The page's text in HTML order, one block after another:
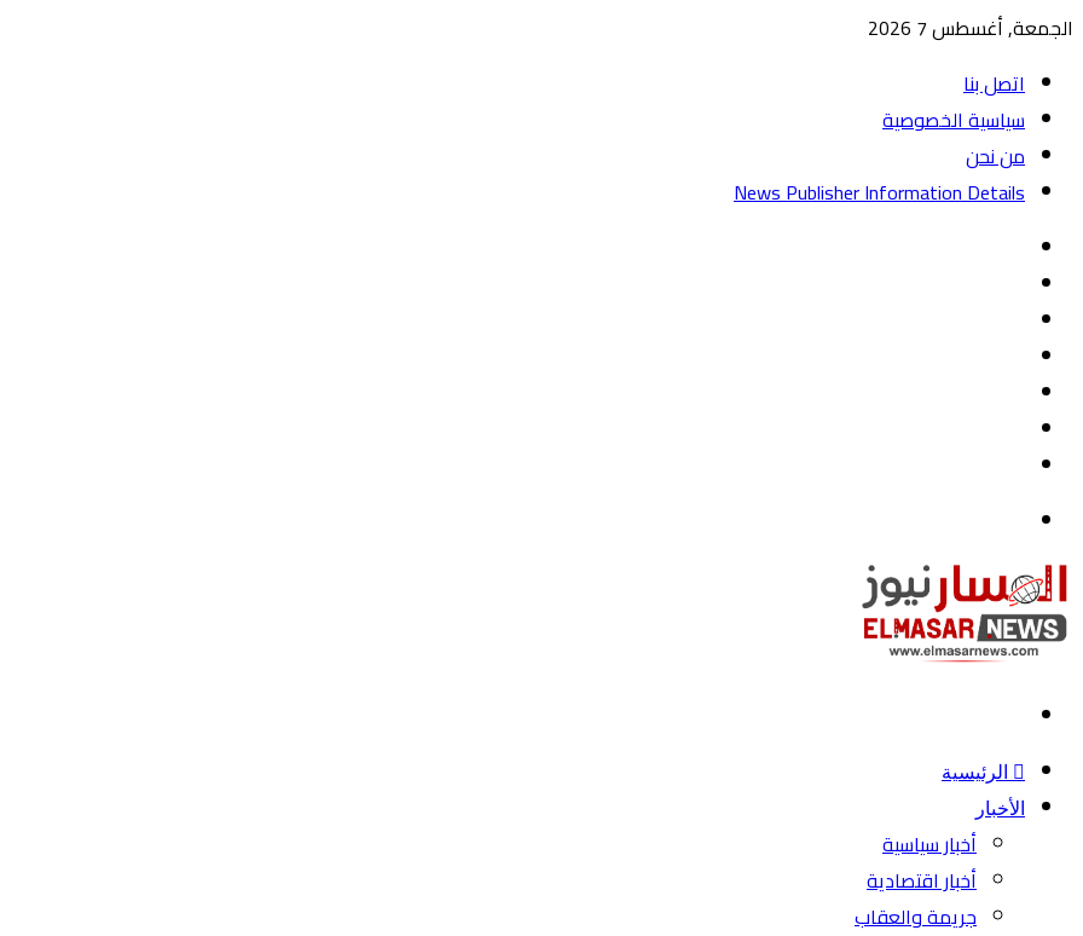
الجمعة, أغسطس 7 2026
اتصل بنا
سياسية الخصوصية
من نحن
News Publisher Information Details
الرئيسية
الأخبار
أخبار سياسية
أخبار اقتصادية
جريمة والعقاب